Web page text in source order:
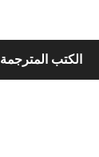
الكتب المترجمة